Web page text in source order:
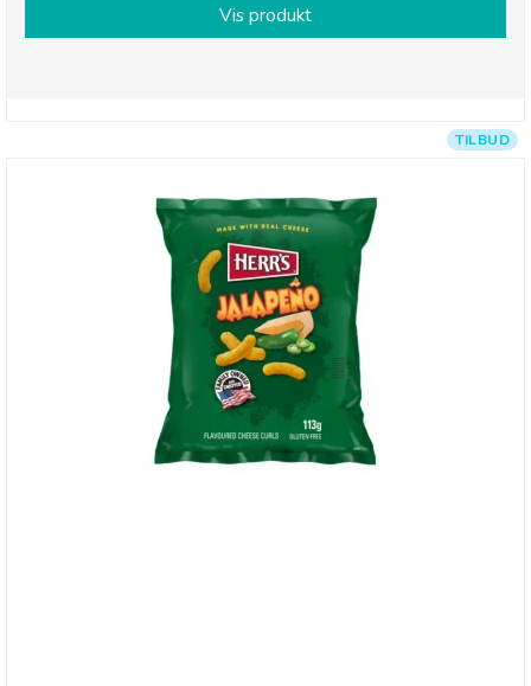
Vis produkt
TILBUD